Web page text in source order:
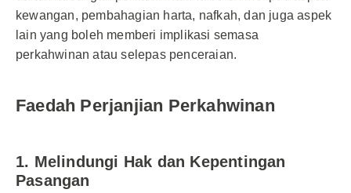
kewangan, pembahagian harta, nafkah, dan juga aspek
lain yang boleh memberi implikasi semasa
perkahwinan atau selepas penceraian.
Faedah Perjanjian Perkahwinan
1. Melindungi Hak dan Kepentingan
Pasangan